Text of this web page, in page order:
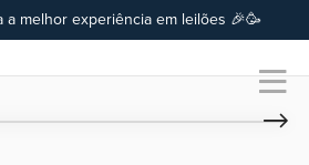
a melhor experiência em leilões 🎉🥳